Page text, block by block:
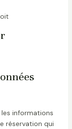
informations
réservation qui